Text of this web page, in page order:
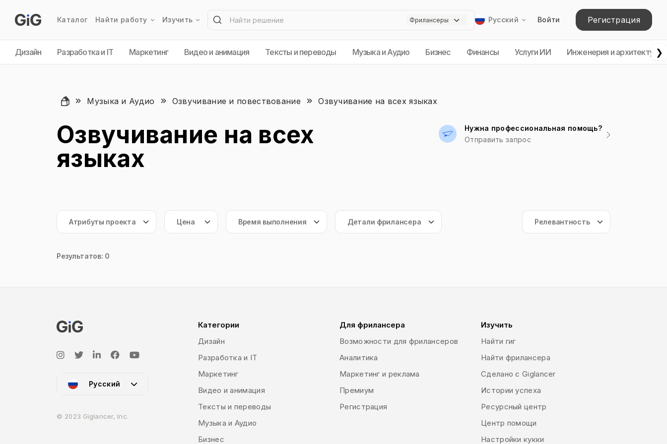
Каталог Найти работу Изучить Русский Войти Регистрация
Дизайн Разработка и IT Маркетинг Видео и анимация Тексты и переводы Музыка и Аудио Бизнес Финансы Услуги ИИ Инженерия и архитектура
❯
Музыка и Аудио Озвучивание и повествование Озвучивание на всех языках
Озвучивание на всех
языках
Нужна профессиональная помощь?
Отправить запрос
Результатов: 0
Русский
© 2023 Giglancer, Inc.
Категории
Дизайн
Разработка и IT
Маркетинг
Видео и анимация
Тексты и переводы
Музыка и Аудио
Бизнес
Для фрилансера
Возможности для фрилансеров
Аналитика
Маркетинг и реклама
Премиум
Регистрация
Изучить
Найти гиг
Найти фрилансера
Сделано с Giglancer
Истории успеха
Ресурсный центр
Центр помощи
Настройки кукки